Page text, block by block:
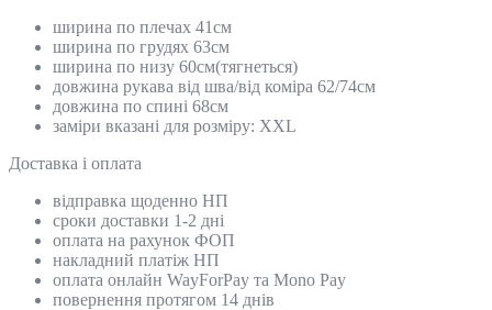
ширина по плечах 41см
ширина по грудях 63см
ширина по низу 60см(тягнеться)
довжина рукава від шва/від коміра 62/74см
довжина по спині 68см
заміри вказані для розміру: XXL
Доставка і оплата
відправка щоденно НП
сроки доставки 1-2 дні
оплата на рахунок ФОП
накладний платіж НП
оплата онлайн WayForPay та Mono Pay
повернення протягом 14 днів